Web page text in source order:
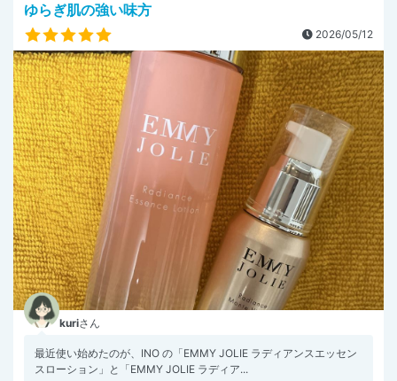
ゆらぎ肌の強い味方
2026/05/12
kuriさん
最近使い始めたのが、INO の「EMMY JOLIE ラディアンスエッセン
スローション」と「EMMY JOLIE ラディア...